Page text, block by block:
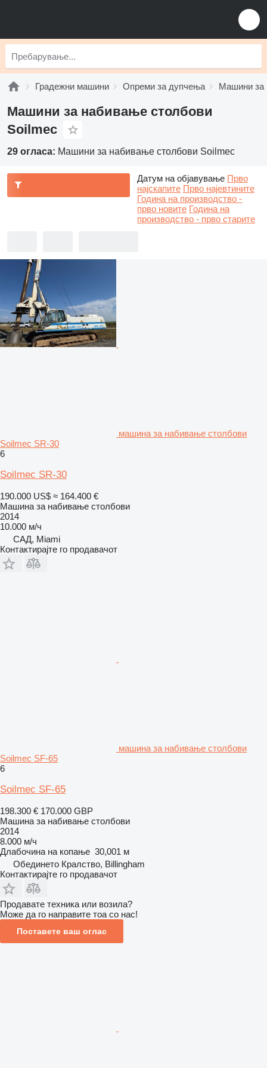
Градежни машини Опреми за дупчења Машини за
Машини за набивање столбови
Soilmec
29 огласа: Машини за набивање столбови Soilmec
Датум на објавување Прво
најскапите Прво најевтините
Година на производство -
прво новите Година на
производство - прво старите
машина за набивање столбови
Soilmec SR-30
6
Soilmec SR-30
190.000 US$ ≈ 164.400 €
Машина за набивање столбови
2014
10.000 м/ч
САД, Miami
Контактирајте го продавачот
машина за набивање столбови
Soilmec SF-65
6
Soilmec SF-65
198.300 € 170.000 GBP
Машина за набивање столбови
2014
8.000 м/ч
Длабочина на копање 30,001 м
Обединето Кралство, Billingham
Контактирајте го продавачот
Продавате техника или возила?
Може да го направите тоа со нас!
Поставете ваш оглас